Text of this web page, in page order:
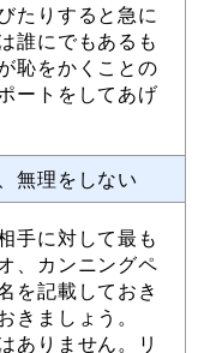
たりすると急に
誰にでもあるも
恥をかくことの
ートをしてあげ
無理をしない
手に対して最も
、カンニングペ
を記載しておき
きましょう。
ありません。リ